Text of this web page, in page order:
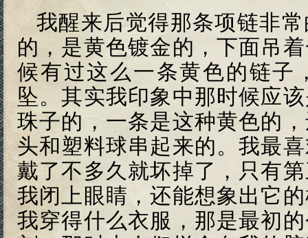
我醒来后觉得那条项链非
的，是黄色镀金的，下面吊
候有过这么一条黄色的链子
坠。其实我印象中那时候应
珠子的，一条是这种黄色的
头和塑料球串起来的。我最
戴了不多久就坏掉了，只有
我闭上眼睛，还能想象出它
我穿得什么衣服，那是最初